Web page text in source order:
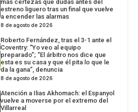
más certezas que dudas antes del
estreno liguero tras un final que vuelve
a encender las alarmas
8 de agosto de 2026
Roberto Fernández, tras el 3-1 ante el
Coventry: “Yo veo al equipo
preparado”; “El árbitro nos dice que
esta es su casa y que él pita lo que le
da la gana”, denuncia
8 de agosto de 2026
Atención a Ilias Akhomach: el Espanyol
vuelve a moverse por el extremo del
Villarreal